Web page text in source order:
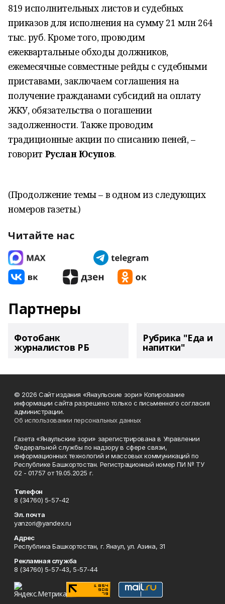
819 исполнительных листов и судебных
приказов для исполнения на сумму 21 млн 264
тыс. руб. Кроме того, проводим
ежеквартальные обходы должников,
ежемесячные совместные рейды с судебными
приставами, заключаем соглашения на
получение гражданами субсидий на оплату
ЖКУ, обязательства о погашении
задолженности. Также проводим
традиционные акции по списанию пеней, –
говорит Руслан Юсупов.
(Продолжение темы – в одном из следующих
номеров газеты.)
Читайте нас
Партнеры
Фотобанк
журналистов РБ
Рубрика "Еда и
напитки"
© 2026 Сайт издания «Янаульские зори» Копирование
информации сайта разрешено только с письменного согласия
администрации.
Об использовании персональных данных
Газета «Янаульские зори» зарегистрирована в Управлении
Федеральной службы по надзору в сфере связи,
информационных технологий и массовых коммуникаций по
Республике Башкортостан. Регистрационный номер ПИ № ТУ
02 - 01757 от 19.05.2025 г.
Телефон
8 (34760) 5-57-42
Эл. почта
yanzori@yandex.ru
Адрес
Республика Башкортостан, г. Янаул, ул. Азина, 31
Рекламная служба
8 (34760) 5-57-43, 5-57-44